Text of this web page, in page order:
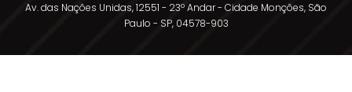
Av. das Nações Unidas, 12551 - 23º Andar - Cidade Monções, São
Paulo - SP, 04578-903